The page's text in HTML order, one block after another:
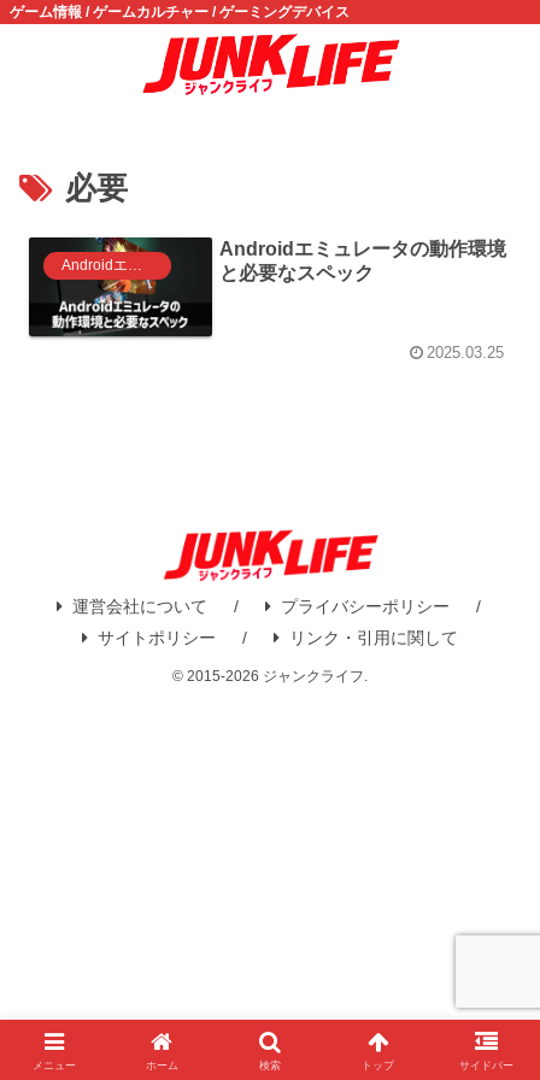
ゲーム情報 / ゲームカルチャー / ゲーミングデバイス
必要
Androidエミュレーター
Androidエミュレータの動作環境
と必要なスペック
2025.03.25
運営会社について
プライバシーポリシー
サイトポリシー
リンク・引用に関して
© 2015-2026 ジャンクライフ.
メニュー ホーム 検索 トップ サイドバー